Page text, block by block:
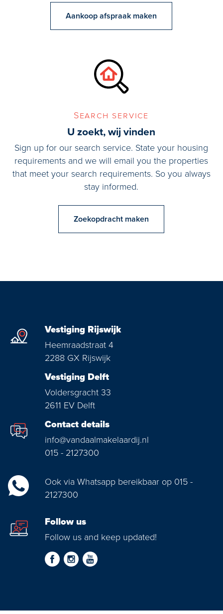
Aankoop afspraak maken
Search service
U zoekt, wij vinden
Sign up for our search service. State your housing
requirements and we will email you the properties
that meet your search requirements. So you always
stay informed.
Zoekopdracht maken
Vestiging Rijswijk
Heemraadstraat 4
2288 GX Rijswijk
Vestiging Delft
Voldersgracht 33
2611 EV Delft
Contact details
info@vandaalmakelaardij.nl
015 - 2127300
Ook via Whatsapp bereikbaar op 015 -
2127300
Follow us
Follow us and keep updated!